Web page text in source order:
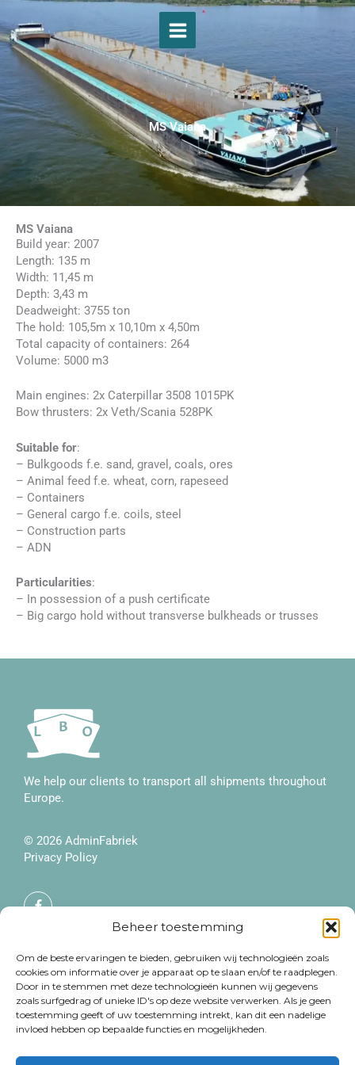
Beheer toestemming
Om de beste ervaringen te bieden, gebruiken wij technologieën zoals
cookies om informatie over je apparaat op te slaan en/of te raadplegen.
Door in te stemmen met deze technologieën kunnen wij gegevens
zoals surfgedrag of unieke ID's op deze website verwerken. Als je geen
toestemming geeft of uw toestemming intrekt, kan dit een nadelige
invloed hebben op bepaalde functies en mogelijkheden.
to
content
MS Vaiana
MS Vaiana
Build year: 2007
Length: 135 m
Width: 11,45 m
Depth: 3,43 m
Deadweight: 3755 ton
The hold: 105,5m x 10,10m x 4,50m
Total capacity of containers: 264
Volume: 5000 m3
Main engines: 2x Caterpillar 3508 1015PK
Bow thrusters: 2x Veth/Scania 528PK
Suitable for:
– Bulkgoods f.e. sand, gravel, coals, ores
– Animal feed f.e. wheat, corn, rapeseed
– Containers
– General cargo f.e. coils, steel
– Construction parts
– ADN
Particularities:
– In possession of a push certificate
– Big cargo hold without transverse bulkheads or trusses
We help our clients to transport all shipments throughout
Europe.
© 2026 AdminFabriek
Privacy Policy
F
a
o
o
k
-
f
About Us
Services
Our fleet
MS Vaiana
+32 479 38 18 40
info@logbargeoperators.be
Available
Monday - Friday: 9AM -